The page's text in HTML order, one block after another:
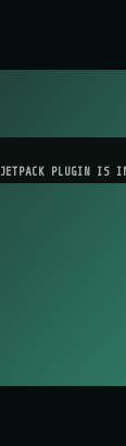
PLUGIN IS